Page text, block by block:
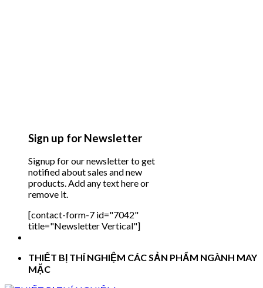
Sign up for Newsletter
Signup for our newsletter to get
notified about sales and new
products. Add any text here or
remove it.
[contact-form-7 id="7042"
title="Newsletter Vertical"]
THIẾT BỊ THÍ NGHIỆM CÁC SẢN PHẨM NGÀNH MAY
MẶC